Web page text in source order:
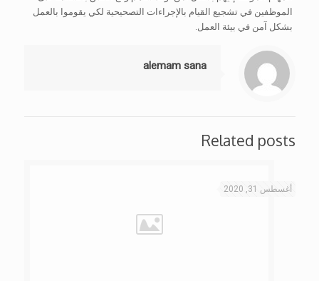
الموظفين في تشجيع القيام بالإجراءات التصحيحية لكي يقوموا بالعمل
بشكل آمن في بيئة العمل.
alemam sana
Related posts
أغسطس 31, 2020